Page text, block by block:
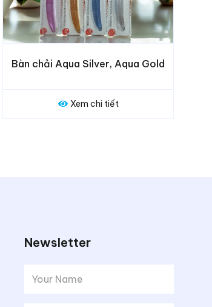
Bàn chải Sweetrip 6102
Xem chi tiết
Newsletter